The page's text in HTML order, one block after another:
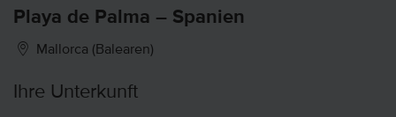
Playa de Palma – Spanien
Mallorca (Balearen)
Ihre Unterkunft